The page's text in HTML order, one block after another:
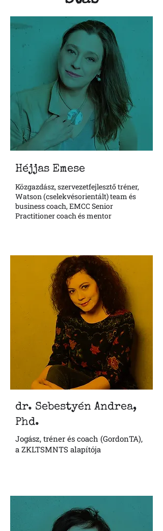
Közgazdász, szervezetfejlesztő tréner,
Watson (cselekvésorientált) team és
business coach, EMCC Senior
Practitioner coach és mentor
Héjjas Emese
dr. Sebestyén Andrea,
Phd.
Jogász, tréner és coach (GordonTA),
a ZKLTSMNTS alapítója